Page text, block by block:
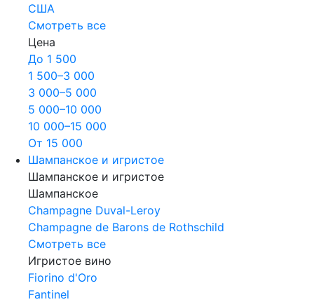
США
Смотреть все
Цена
До 1 500
1 500–3 000
3 000–5 000
5 000–10 000
10 000–15 000
От 15 000
Шампанское и игристое
Шампанское и игристое
Шампанское
Champagne Duval-Leroy
Champagne de Barons de Rothschild
Смотреть все
Игристое вино
Fiorino d'Oro
Fantinel